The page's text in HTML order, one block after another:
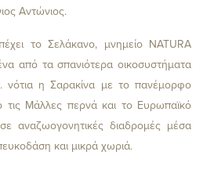
ΕΛΕΓΧΟΣ
Αντώνιος.
το Σελάκανο, μνημείο ΝΑΤURA
από τα σπανιότερα οικοσυστήματα
νότια η Σαρακίνα με το πανέμορφο
Μάλλες περνά και το Ευρωπαϊκό
αναζωογονητικές διαδρομές μέσα
και μικρά χωριά.